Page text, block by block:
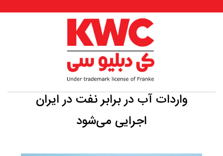
واردات آب در برابر نفت در ایران
اجرایی می‌شود